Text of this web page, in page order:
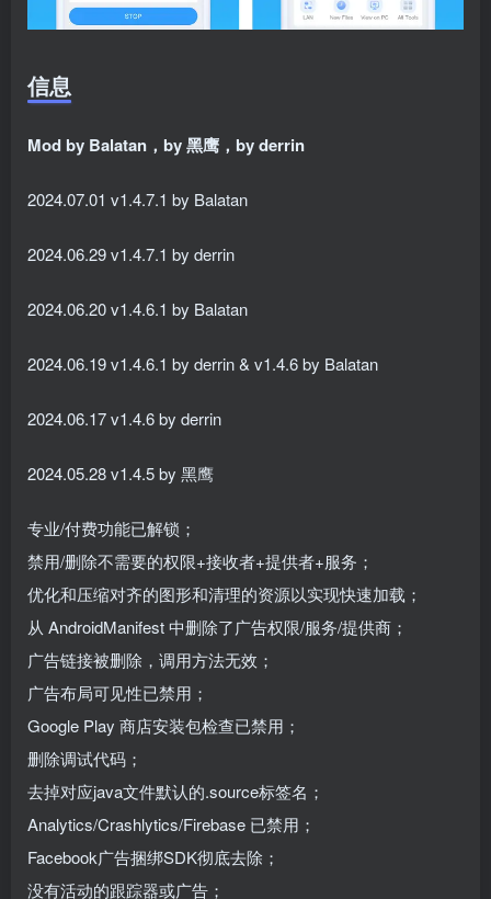
信息
Mod by Balatan，by 黑鹰，by derrin
2024.07.01 v1.4.7.1 by Balatan
2024.06.29 v1.4.7.1 by derrin
2024.06.20 v1.4.6.1 by Balatan
2024.06.19 v1.4.6.1 by derrin & v1.4.6 by Balatan
2024.06.17 v1.4.6 by derrin
2024.05.28 v1.4.5 by 黑鹰
专业/付费功能已解锁；
禁用/删除不需要的权限+接收者+提供者+服务；
优化和压缩对齐的图形和清理的资源以实现快速加载；
从 AndroidManifest 中删除了广告权限/服务/提供商；
广告链接被删除，调用方法无效；
广告布局可见性已禁用；
Google Play 商店安装包检查已禁用；
删除调试代码；
去掉对应java文件默认的.source标签名；
Analytics/Crashlytics/Firebase 已禁用；
Facebook广告捆绑SDK彻底去除；
没有活动的跟踪器或广告；